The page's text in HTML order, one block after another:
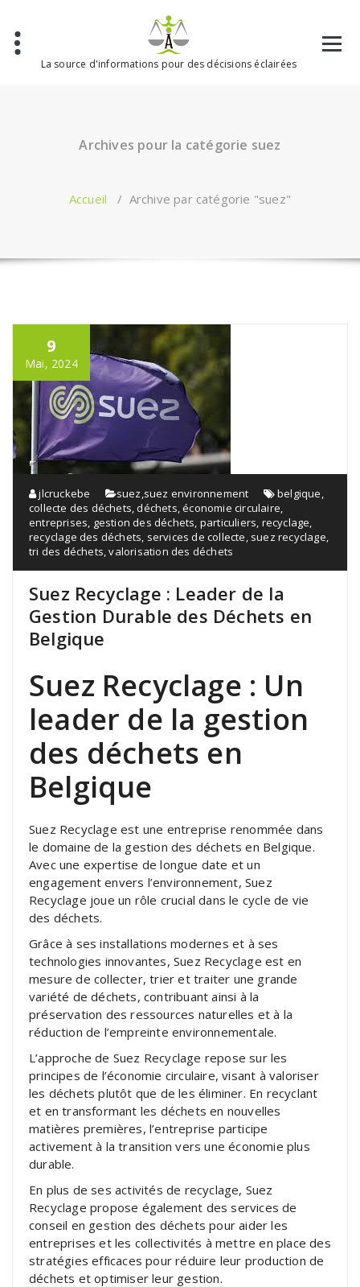
contenu
La source d'informations pour des décisions éclairées
Archives pour la catégorie suez
Accueil / Archive par catégorie "suez"
9
Mai, 2024
jlcruckebe suez suez environnement belgique
collecte des déchets ,déchets ,économie circulaire
entreprises gestion des déchets particuliers recyclage
recyclage des déchets services de collecte suez recyclage
tri des déchets ,valorisation des déchets
Suez Recyclage : Leader de la
Gestion Durable des Déchets en
Belgique
Suez Recyclage : Un
leader de la gestion
des déchets en
Belgique
Suez Recyclage est une entreprise renommée dans
le domaine de la gestion des déchets en Belgique.
Avec une expertise de longue date et un
engagement envers l’environnement, Suez
Recyclage joue un rôle crucial dans le cycle de vie
des déchets.
Grâce à ses installations modernes et à ses
technologies innovantes, Suez Recyclage est en
mesure de collecter, trier et traiter une grande
variété de déchets, contribuant ainsi à la
préservation des ressources naturelles et à la
réduction de l’empreinte environnementale.
L’approche de Suez Recyclage repose sur les
principes de l’économie circulaire, visant à valoriser
les déchets plutôt que de les éliminer. En recyclant
et en transformant les déchets en nouvelles
matières premières, l’entreprise participe
activement à la transition vers une économie plus
durable.
En plus de ses activités de recyclage, Suez
Recyclage propose également des services de
conseil en gestion des déchets pour aider les
entreprises et les collectivités à mettre en place des
stratégies efficaces pour réduire leur production de
déchets et optimiser leur gestion.